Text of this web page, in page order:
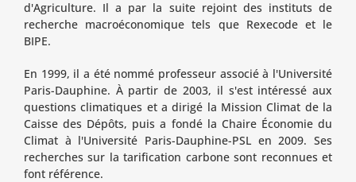
d'Agriculture. Il a par la suite rejoint des instituts de
recherche macroéconomique tels que Rexecode et le
BIPE.
En 1999, il a été nommé professeur associé à l'Université
Paris-Dauphine. À partir de 2003, il s'est intéressé aux
questions climatiques et a dirigé la Mission Climat de la
Caisse des Dépôts, puis a fondé la Chaire Économie du
Climat à l'Université Paris-Dauphine-PSL en 2009. Ses
recherches sur la tarification carbone sont reconnues et
font référence.